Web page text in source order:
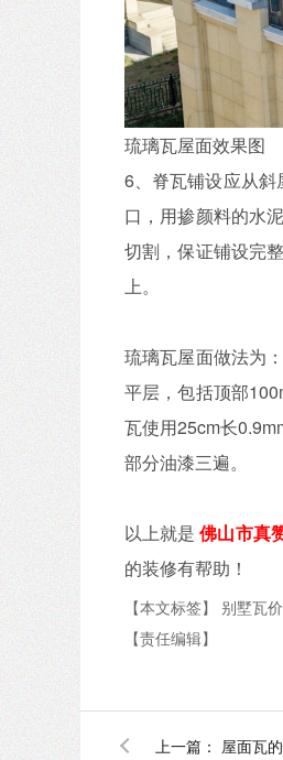
琉璃瓦屋面效果图
6、脊瓦铺设应从斜
口，用掺颜料的水
切割，保证铺设完
上。
琉璃瓦屋面做法为
平层，包括顶部
瓦使用25cm长
部分油漆三遍。
以上就是佛山市真
的装修有帮助！
【本文标签】 别墅瓦
【责任编辑】
上一篇： 屋面瓦